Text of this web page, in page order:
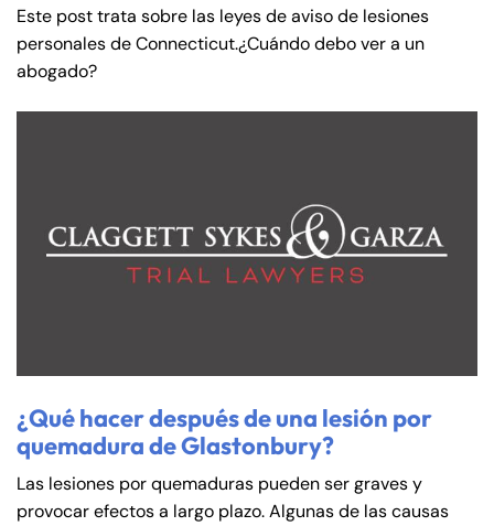
Este post trata sobre las leyes de aviso de lesiones
personales de Connecticut.¿Cuándo debo ver a un
abogado?
¿Qué hacer después de una lesión por
quemadura de Glastonbury?
Las lesiones por quemaduras pueden ser graves y
provocar efectos a largo plazo. Algunas de las causas